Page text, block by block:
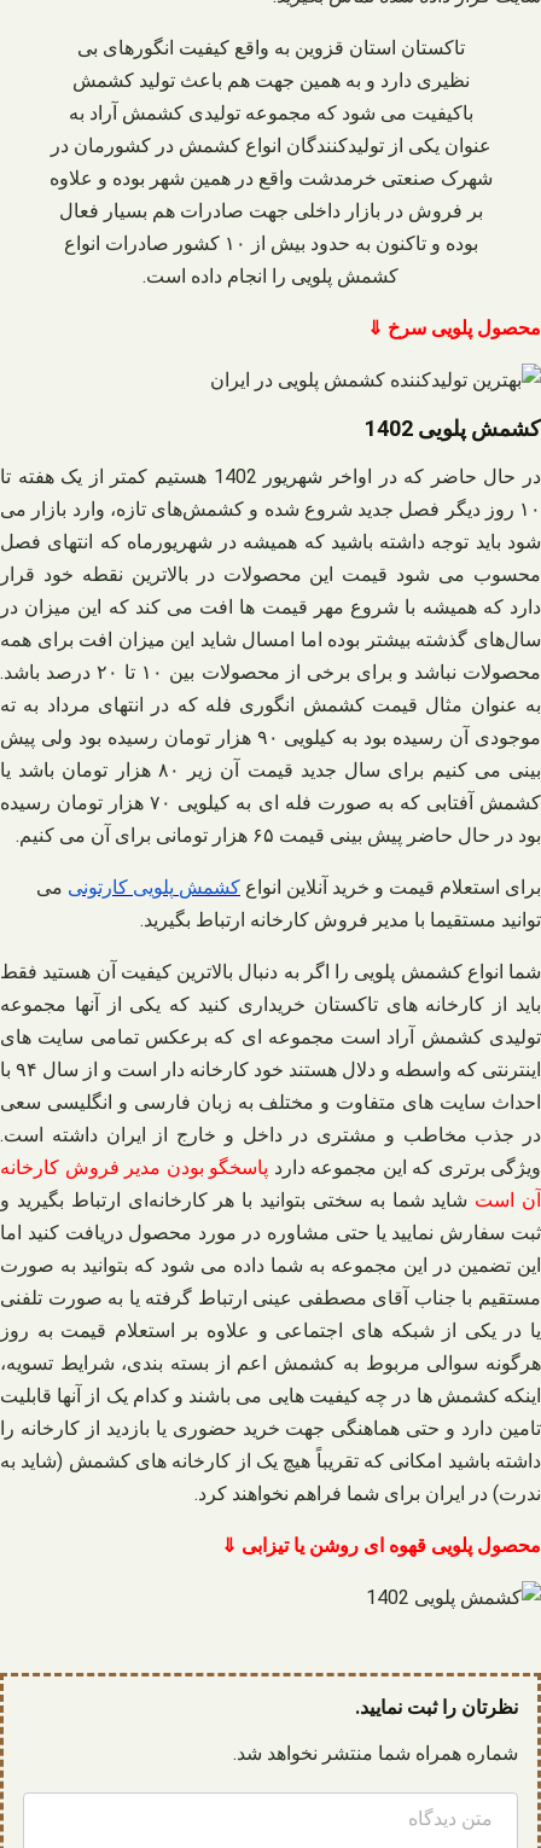
تاکستان استان قزوین به واقع کیفیت انگورهای بی‌
نظیری دارد و به همین جهت هم باعث تولید کشمش
باکیفیت می‌ شود که مجموعه تولیدی کشمش آراد به
عنوان یکی از تولیدکنندگان انواع کشمش در کشورمان در
شهرک صنعتی خرمدشت واقع در همین شهر بوده و علاوه
بر فروش در بازار داخلی جهت صادرات هم بسیار فعال
بوده و تاکنون به حدود بیش از ۱۰ کشور صادرات انواع
کشمش پلویی را انجام داده است.
محصول پلویی سرخ ⇓
کشمش پلویی 1402
در حال حاضر که در اواخر شهریور 1402 هستیم کمتر از یک هفته تا
۱۰ روز دیگر فصل جدید شروع شده و کشمش‌های تازه، وارد بازار می‌
شود باید توجه داشته باشید که همیشه در شهریورماه که انتهای فصل
محسوب می‌ شود قیمت این محصولات در بالاترین نقطه خود قرار
دارد که همیشه با شروع مهر قیمت‌ ها افت می‌ کند که این میزان در
سال‌های گذشته بیشتر بوده اما امسال شاید این میزان افت برای همه
محصولات نباشد و برای برخی از محصولات بین ۱۰ تا ۲۰ درصد باشد.
به عنوان مثال قیمت کشمش انگوری فله که در انتهای مرداد به ته
موجودی آن رسیده بود به کیلویی ۹۰ هزار تومان رسیده بود ولی پیش
بینی می‌ کنیم برای سال جدید قیمت آن زیر ۸۰ هزار تومان باشد یا
کشمش آفتابی که به صورت فله‌ ای به کیلویی ۷۰ هزار تومان رسیده
بود در حال حاضر پیش بینی قیمت ۶۵ هزار تومانی برای آن می‌ کنیم.
برای استعلام قیمت و خرید آنلاین انواع کشمش پلویی کارتونی می
توانید مستقیما با مدیر فروش کارخانه ارتباط بگیرید.
شما انواع کشمش پلویی را اگر به دنبال بالاترین کیفیت آن هستید فقط
باید از کارخانه‌ های تاکستان خریداری کنید که یکی از آنها مجموعه
تولیدی کشمش آراد است مجموعه‌ ای که برعکس تمامی سایت‌ های
اینترنتی که واسطه و دلال هستند خود کارخانه‌ دار است و از سال ۹۴ با
احداث سایت‌ های متفاوت و مختلف به زبان فارسی و انگلیسی سعی
در جذب مخاطب و مشتری در داخل و خارج از ایران داشته است.
ویژگی برتری که این مجموعه دارد پاسخگو بودن مدیر فروش کارخانه
آن است شاید شما به سختی بتوانید با هر کارخانه‌ای ارتباط بگیرید و
ثبت سفارش نمایید یا حتی مشاوره در مورد محصول دریافت کنید اما
این تضمین در این مجموعه به شما داده می‌ شود که بتوانید به صورت
مستقیم با جناب آقای مصطفی عینی ارتباط گرفته یا به صورت تلفنی
یا در یکی از شبکه‌ های اجتماعی و علاوه بر استعلام قیمت به روز
هرگونه سوالی مربوط به کشمش اعم از بسته‌ بندی، شرایط تسویه،
اینکه کشمش‌ ها در چه کیفیت‌ هایی می‌ باشند و کدام یک از آنها قابلیت
تامین دارد و حتی هماهنگی جهت خرید حضوری یا بازدید از کارخانه را
داشته باشید امکانی که تقریباً هیچ یک از کارخانه‌ های کشمش (شاید به
ندرت) در ایران برای شما فراهم نخواهند کرد.
محصول پلویی قهوه ای روشن یا تیزابی ⇓
نظرتان را ثبت نمایید.
شماره همراه شما منتشر نخواهد شد.